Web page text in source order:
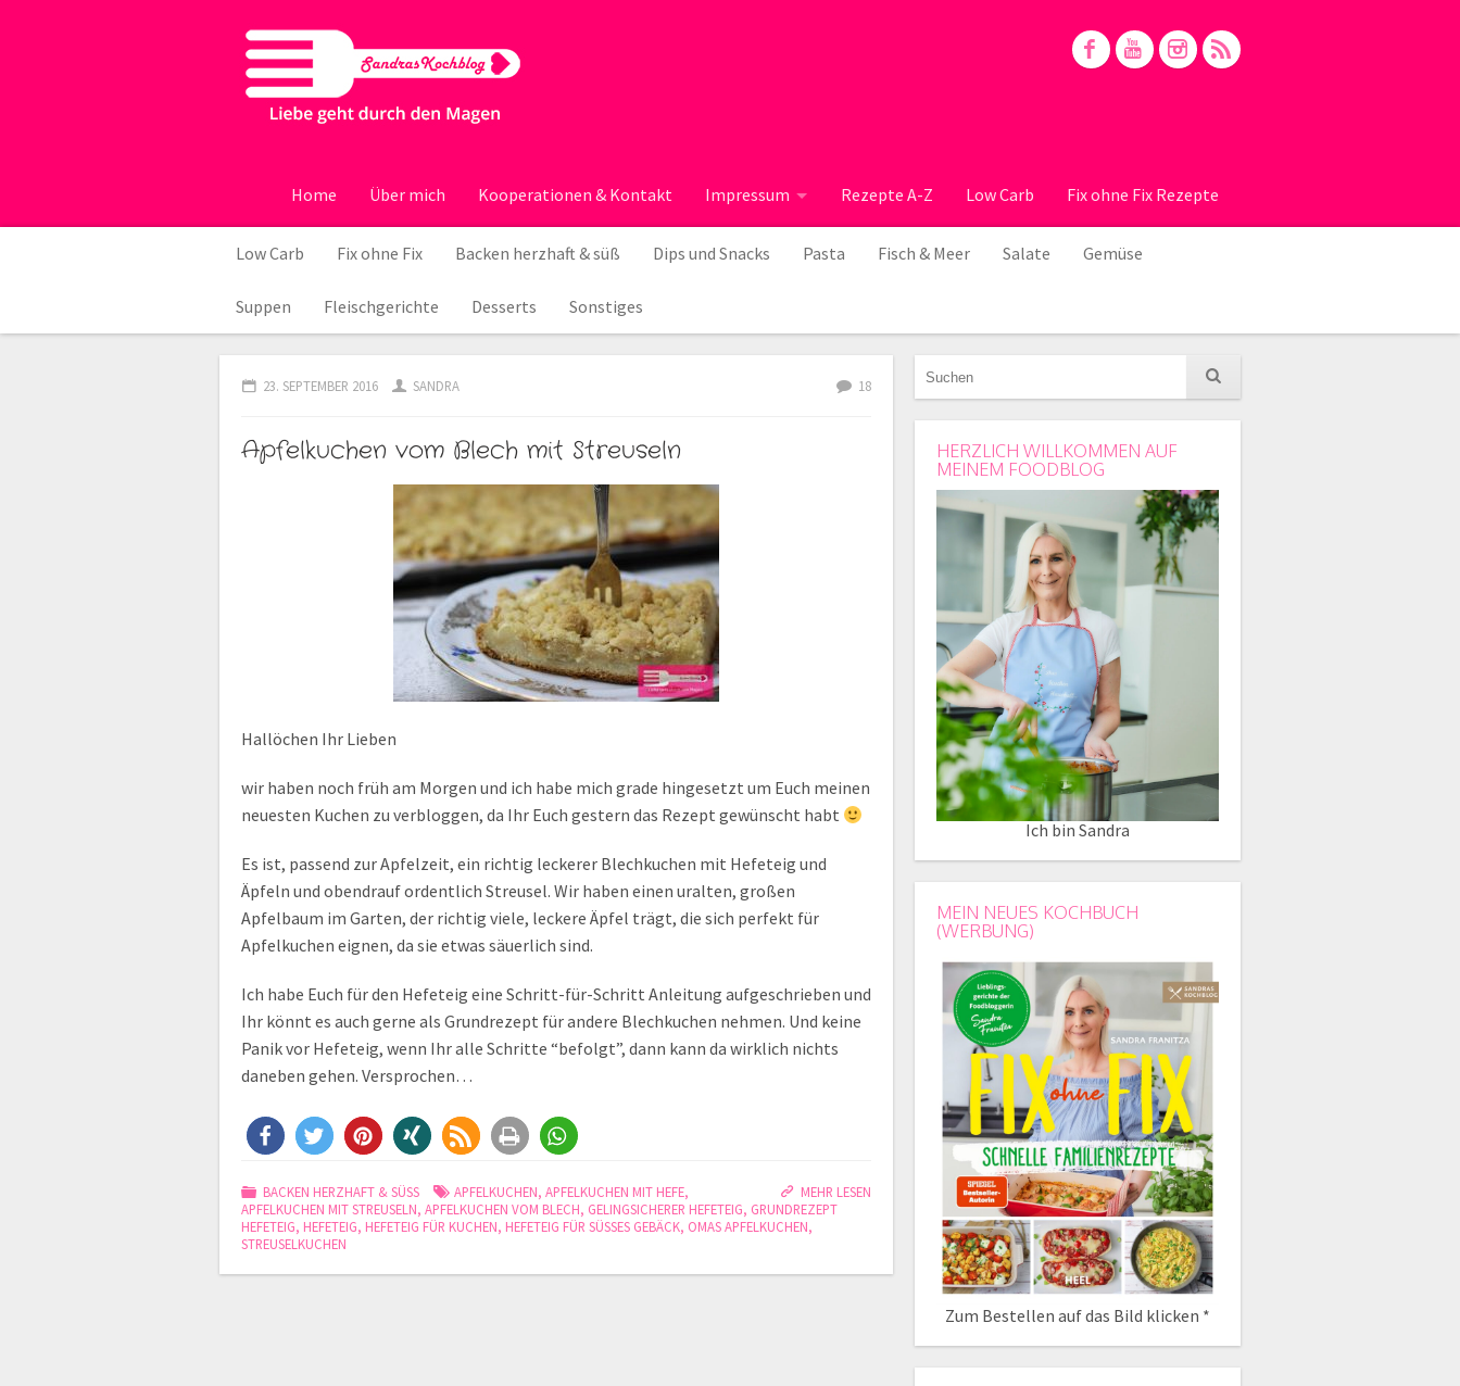
Home Über mich Kooperationen & Kontakt Impressum Rezepte A-Z Low Carb Fix ohne Fix Rezepte
Low Carb Fix ohne Fix Backen herzhaft & süß Dips und Snacks Pasta Fisch & Meer Salate Gemüse
Suppen Fleischgerichte Desserts Sonstiges
23. SEPTEMBER 2016 SANDRA 18
Apfelkuchen vom Blech mit Streuseln
Hallöchen Ihr Lieben
wir haben noch früh am Morgen und ich habe mich grade hingesetzt um Euch meinen
neuesten Kuchen zu verbloggen, da Ihr Euch gestern das Rezept gewünscht habt
Es ist, passend zur Apfelzeit, ein richtig leckerer Blechkuchen mit Hefeteig und
Äpfeln und obendrauf ordentlich Streusel. Wir haben einen uralten, großen
Apfelbaum im Garten, der richtig viele, leckere Äpfel trägt, die sich perfekt für
Apfelkuchen eignen, da sie etwas säuerlich sind.
Ich habe Euch für den Hefeteig eine Schritt-für-Schritt Anleitung aufgeschrieben und
Ihr könnt es auch gerne als Grundrezept für andere Blechkuchen nehmen. Und keine
Panik vor Hefeteig, wenn Ihr alle Schritte “befolgt”, dann kann da wirklich nichts
daneben gehen. Versprochen…
MEHR LESEN
BACKEN HERZHAFT & SÜSS APFELKUCHEN,APFELKUCHEN MIT HEFE,
APFELKUCHEN MIT STREUSELN, APFELKUCHEN VOM BLECH, GELINGSICHERER HEFETEIG, GRUNDREZEPT
HEFETEIG, HEFETEIG, HEFETEIG FÜR KUCHEN, HEFETEIG FÜR SÜSSES GEBÄCK , OMAS APFELKUCHEN,
STREUSELKUCHEN
HERZLICH WILLKOMMEN AUF
MEINEM FOODBLOG
Ich bin Sandra
MEIN NEUES KOCHBUCH
(WERBUNG)
Zum Bestellen auf das Bild klicken *